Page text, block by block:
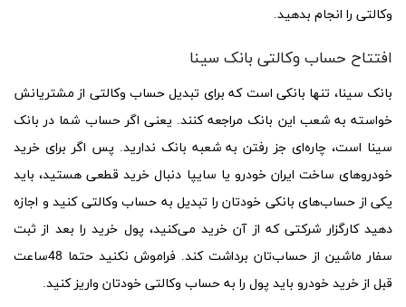
وکالتی را انجام بدهید.
افتتاح حساب وکالتی بانک سینا
بانک سینا، تنها بانکی است که برای تبدیل حساب وکالتی از مشتریانش
خواسته به شعب این بانک مراجعه کنند. یعنی اگر حساب شما در بانک
سینا است، چاره‌ای جز رفتن به شعبه بانک ندارید. پس اگر برای خرید
خودروهای ساخت ایران خودرو یا سایپا دنبال خرید قطعی هستید، باید
یکی از حساب‌های بانکی خودتان را تبدیل به حساب وکالتی کنید و اجازه
دهید کارگزار شرکتی که از آن خرید می‌کنید، پول خرید را بعد از ثبت
سفار ماشین از حساب‌تان برداشت کند. فراموش نکنید حتما 48ساعت
قبل از خرید خودرو باید پول را به حساب وکالتی خودتان واریز کنید.